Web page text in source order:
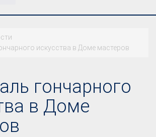
искусства в Доме мастеров
гончарного
в Доме